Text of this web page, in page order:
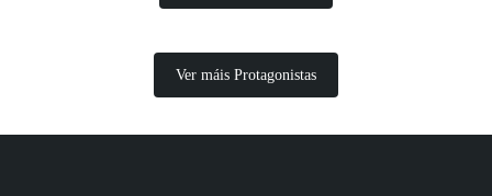
Ver máis Protagonistas